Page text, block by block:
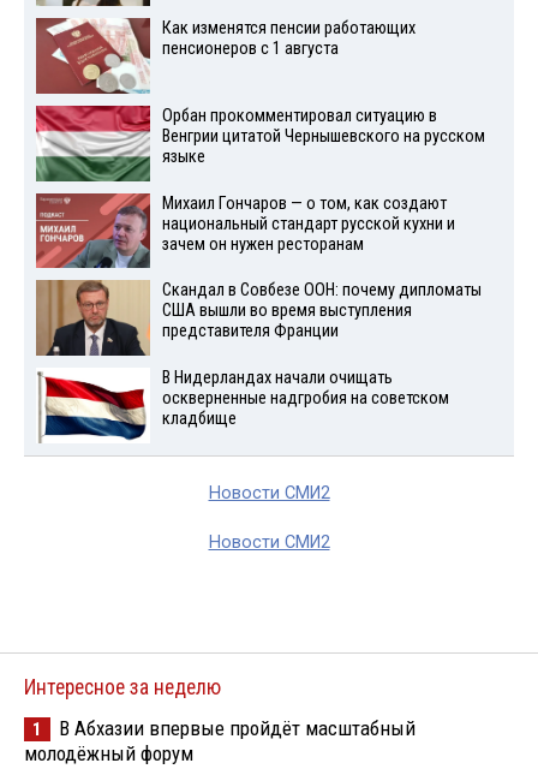
Как изменятся пенсии работающих
пенсионеров с 1 августа
Орбан прокомментировал ситуацию в
Венгрии цитатой Чернышевского на русском
языке
Михаил Гончаров — о том, как создают
национальный стандарт русской кухни и
зачем он нужен ресторанам
Скандал в Совбезе ООН: почему дипломаты
США вышли во время выступления
представителя Франции
В Нидерландах начали очищать
оскверненные надгробия на советском
кладбище
Новости СМИ2
Новости СМИ2
Интересное за неделю
1
В Абхазии впервые пройдёт масштабный
молодёжный форум